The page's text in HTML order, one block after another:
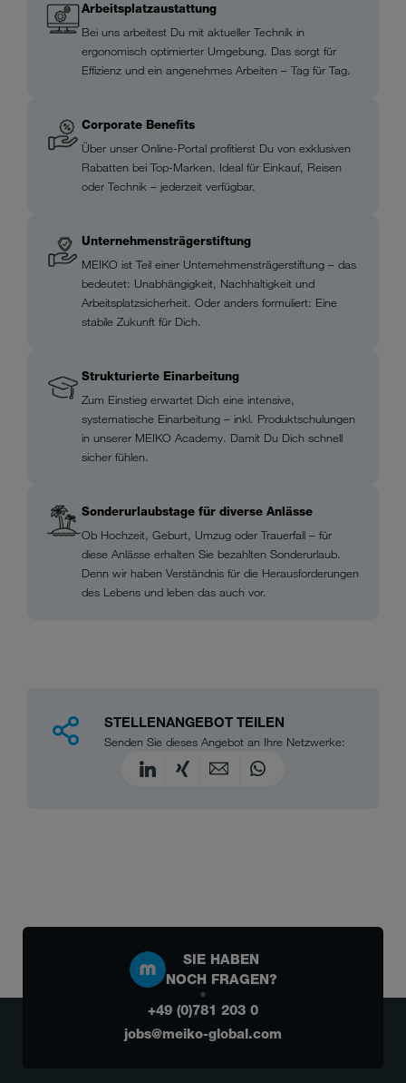
Arbeitsplatzaustattung
Bei uns arbeitest Du mit aktueller Technik in
ergonomisch optimierter Umgebung. Das sorgt für
Effizienz und ein angenehmes Arbeiten – Tag für Tag.
Corporate Benefits
Über unser Online-Portal profitierst Du von exklusiven
Rabatten bei Top-Marken. Ideal für Einkauf, Reisen
oder Technik – jederzeit verfügbar.
Unternehmensträgerstiftung
MEIKO ist Teil einer Unternehmensträgerstiftung – das
bedeutet: Unabhängigkeit, Nachhaltigkeit und
Arbeitsplatzsicherheit. Oder anders formuliert: Eine
stabile Zukunft für Dich.
Strukturierte Einarbeitung
Zum Einstieg erwartet Dich eine intensive,
systematische Einarbeitung – inkl. Produktschulungen
in unserer MEIKO Academy. Damit Du Dich schnell
sicher fühlen.
Sonderurlaubstage für diverse Anlässe
Ob Hochzeit, Geburt, Umzug oder Trauerfall – für
diese Anlässe erhalten Sie bezahlten Sonderurlaub.
Denn wir haben Verständnis für die Herausforderungen
des Lebens und leben das auch vor.
STELLENANGEBOT TEILEN
Senden Sie dieses Angebot an Ihre Netzwerke:
SIE HABEN
NOCH FRAGEN?
+49 (0)781 203 0
jobs@meiko-global.com